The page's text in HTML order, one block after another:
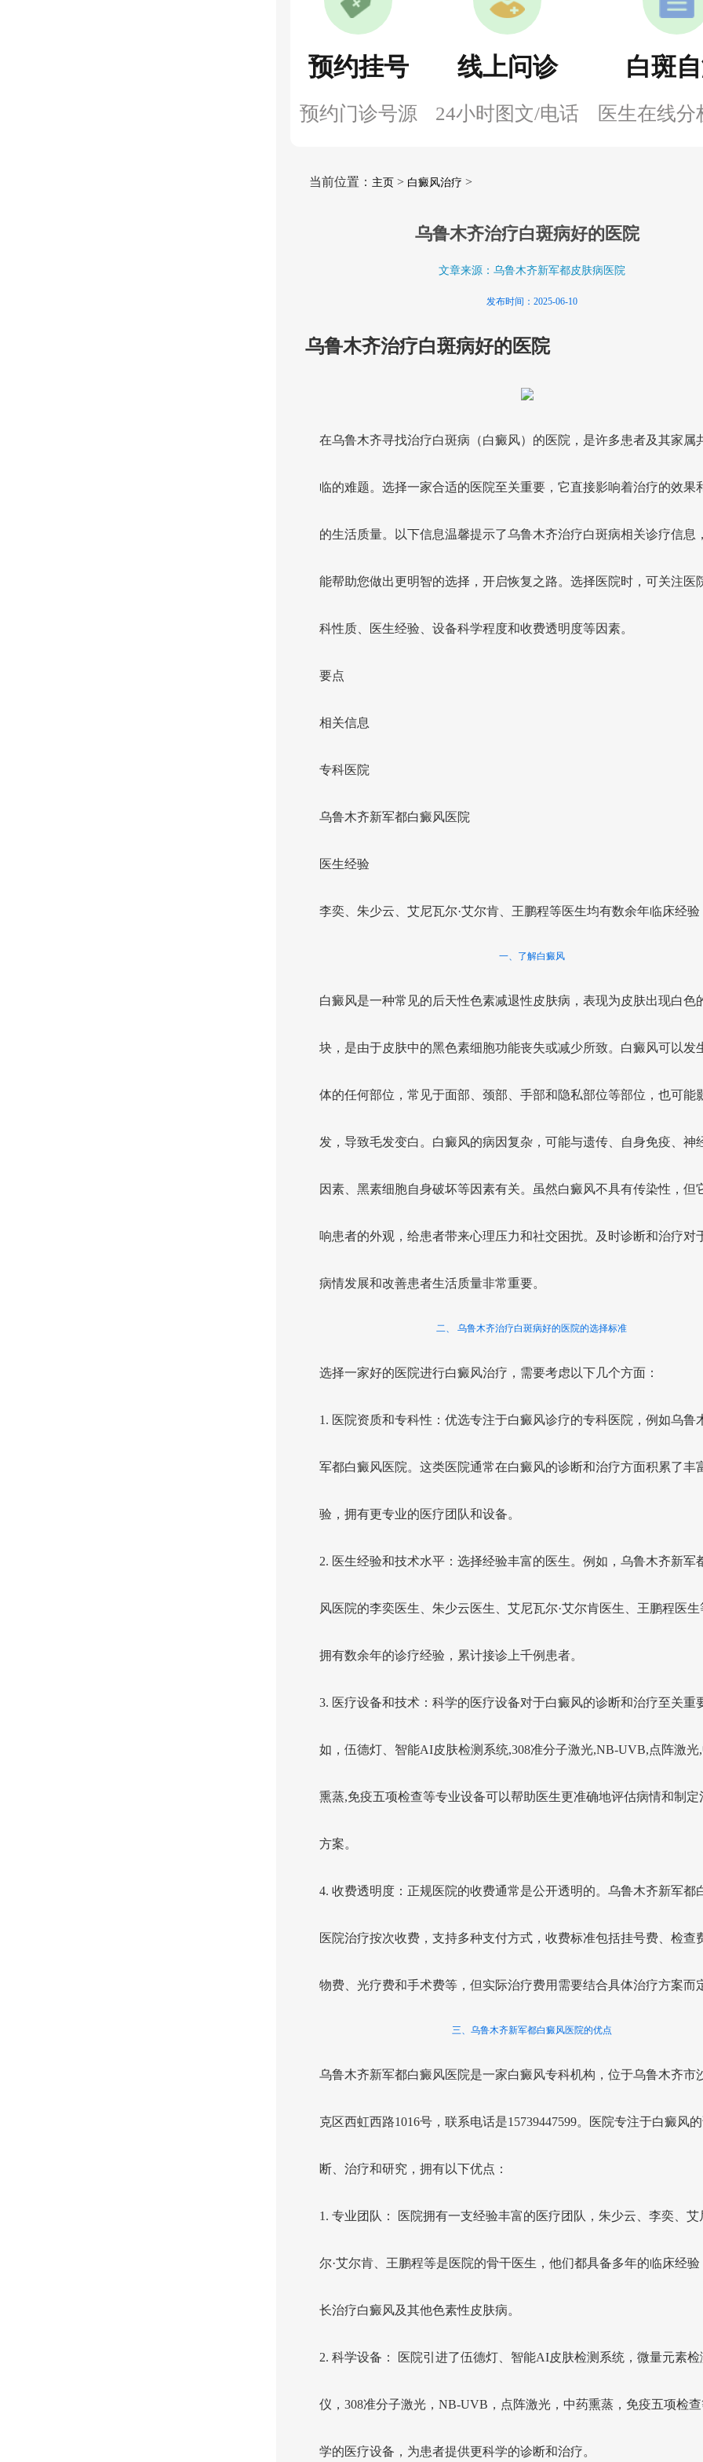
预约挂号
预约门诊号源
线上问诊
24小时图文/电话
白斑
医生在线分
当前位置： 主页> 白癜风治疗 >
乌鲁木齐治疗白斑病好的医院
文章来源：乌鲁木齐新军都皮肤病医院
发布时间：2025-06-10
乌鲁木齐治疗白斑病好的医院
在乌鲁木齐寻找治疗白斑病（白癜风）的医院，是许多患者及其家属
临的难题。选择一家合适的医院至关重要，它直接影响着治疗的效果
的生活质量。以下信息温馨提示了乌鲁木齐治疗白斑病相关诊疗信息
能帮助您做出更明智的选择，开启恢复之路。选择医院时，可关注医
科性质、医生经验、设备科学程度和收费透明度等因素。
要点
相关信息
专科医院
乌鲁木齐新军都白癜风医院
医生经验
李奕、朱少云、艾尼瓦尔·艾尔肯、王鹏程等医生均有数余年临床经验
一、了解白癜风
白癜风是一种常见的后天性色素减退性皮肤病，表现为皮肤出现白色
块，是由于皮肤中的黑色素细胞功能丧失或减少所致。白癜风可以发
体的任何部位，常见于面部、颈部、手部和隐私部位等部位，也可能
发，导致毛发变白。白癜风的病因复杂，可能与遗传、自身免疫、神
因素、黑素细胞自身破坏等因素有关。虽然白癜风不具有传染性，但
响患者的外观，给患者带来心理压力和社交困扰。及时诊断和治疗对
病情发展和改善患者生活质量非常重要。
二、 乌鲁木齐治疗白斑病好的医院的选择标准
选择一家好的医院进行白癜风治疗，需要考虑以下几个方面：
1. 医院资质和专科性：优选专注于白癜风诊疗的专科医院，例如乌鲁
军都白癜风医院。这类医院通常在白癜风的诊断和治疗方面积累了丰
验，拥有更专业的医疗团队和设备。
2. 医生经验和技术水平：选择经验丰富的医生。例如，乌鲁木齐新军
风医院的李奕医生、朱少云医生、艾尼瓦尔·艾尔肯医生、王鹏程医生
拥有数余年的诊疗经验，累计接诊上千例患者。
3. 医疗设备和技术：科学的医疗设备对于白癜风的诊断和治疗至关重
如，伍德灯、智能AI皮肤检测系统,308准分子激光,NB-UVB,点阵激光
熏蒸,免疫五项检查等专业设备可以帮助医生更准确地评估病情和制定
方案。
4. 收费透明度：正规医院的收费通常是公开透明的。乌鲁木齐新军都
医院治疗按次收费，支持多种支付方式，收费标准包括挂号费、检查
物费、光疗费和手术费等，但实际治疗费用需要结合具体治疗方案而
三、乌鲁木齐新军都白癜风医院的优点
乌鲁木齐新军都白癜风医院是一家白癜风专科机构，位于乌鲁木齐市
克区西虹西路1016号，联系电话是15739447599。医院专注于白癜风
断、治疗和研究，拥有以下优点：
1. 专业团队： 医院拥有一支经验丰富的医疗团队，朱少云、李奕、艾
尔·艾尔肯、王鹏程等是医院的骨干医生，他们都具备多年的临床经验
长治疗白癜风及其他色素性皮肤病。
2. 科学设备： 医院引进了伍德灯、智能AI皮肤检测系统，微量元素检
仪，308准分子激光，NB-UVB，点阵激光，中药熏蒸，免疫五项检
学的医疗设备，为患者提供更科学的诊断和治疗。